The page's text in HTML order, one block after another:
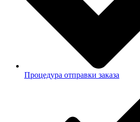
Процедура отправки заказа